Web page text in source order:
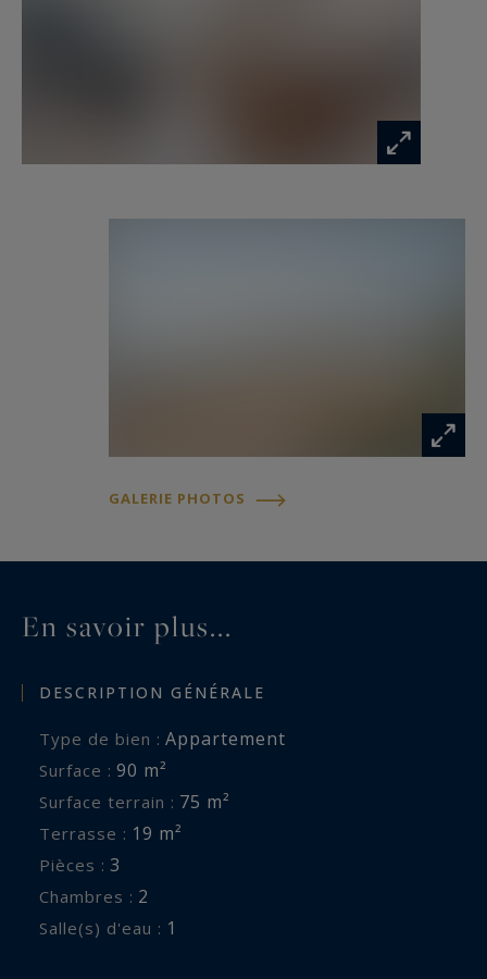
Agent commercial – RSAC SAINTES n° 502 973
GALERIE PHOTOS
En savoir plus...
DESCRIPTION GÉNÉRALE
Type de bien : Appartement
Surface : 90 m²
Surface terrain : 75 m²
Terrasse : 19 m²
Pièces : 3
Chambres : 2
Salle(s) d'eau : 1